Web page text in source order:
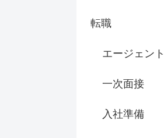
転職
エージェント
一次面接
入社準備